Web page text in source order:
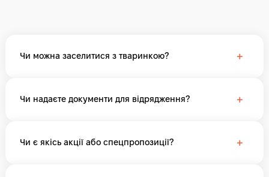
Чи можна заселитися з тваринкою? +
Чи надаєте документи для відрядження? +
Чи є якісь акції або спецпропозиції? +